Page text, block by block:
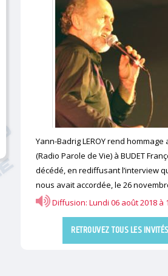
Yann-Badrig LEROY rend hommage
(Radio Parole de Vie) à BUDET
décédé, en rediffusant l’interview
nous avait accordée, le 26
Diffusion: Lundi 06 août 2018 à
RETROUVEZ TOUS LES